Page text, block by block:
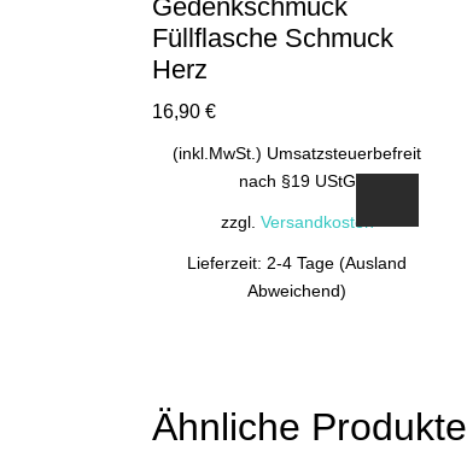
Gedenkschmuck
Füllflasche Schmuck
Herz
16,90 €
(inkl.MwSt.) Umsatzsteuerbefreit
nach §19 UStG
zzgl. Versandkosten
Lieferzeit: 2-4 Tage (Ausland
Abweichend)
Ähnliche Produkte